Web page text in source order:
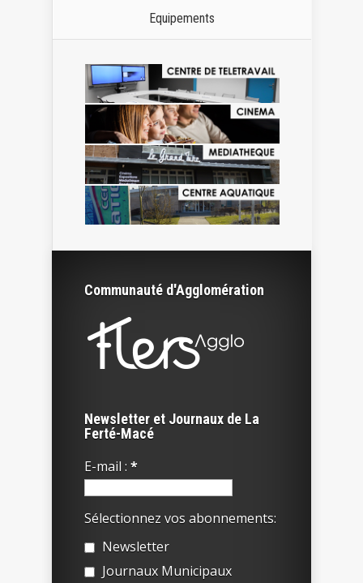
Equipements
Communauté d'Agglomération
Newsletter et Journaux de La
Ferté-Macé
E-mail : *
Sélectionnez vos abonnements:
Newsletter
Journaux Municipaux